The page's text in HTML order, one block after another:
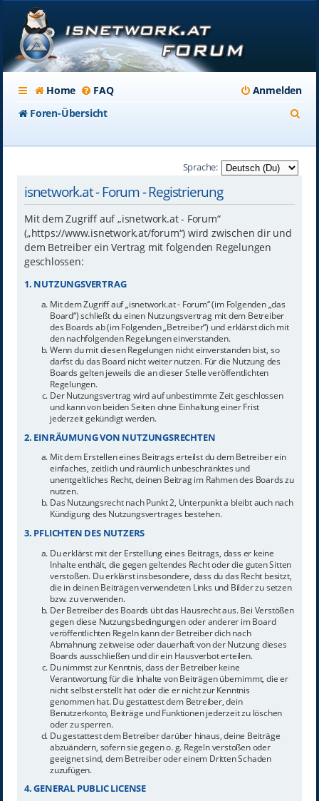
Home FAQ
Anmelden
Foren-Übersicht
Sprache:
isnetwork.at - Forum - Registrierung
Mit dem Zugriff auf „isnetwork.at - Forum“
(„https://www.isnetwork.at/forum“) wird zwischen dir und
dem Betreiber ein Vertrag mit folgenden Regelungen
geschlossen:
1. NUTZUNGSVERTRAG
Mit dem Zugriff auf „isnetwork.at - Forum“ (im Folgenden „das
Board“) schließt du einen Nutzungsvertrag mit dem Betreiber
des Boards ab (im Folgenden „Betreiber“) und erklärst dich mit
den nachfolgenden Regelungen einverstanden.
Wenn du mit diesen Regelungen nicht einverstanden bist, so
darfst du das Board nicht weiter nutzen. Für die Nutzung des
Boards gelten jeweils die an dieser Stelle veröffentlichten
Regelungen.
Der Nutzungsvertrag wird auf unbestimmte Zeit geschlossen
und kann von beiden Seiten ohne Einhaltung einer Frist
jederzeit gekündigt werden.
2. EINRÄUMUNG VON NUTZUNGSRECHTEN
Mit dem Erstellen eines Beitrags erteilst du dem Betreiber ein
einfaches, zeitlich und räumlich unbeschränktes und
unentgeltliches Recht, deinen Beitrag im Rahmen des Boards zu
nutzen.
Das Nutzungsrecht nach Punkt 2, Unterpunkt a bleibt auch nach
Kündigung des Nutzungsvertrages bestehen.
3. PFLICHTEN DES NUTZERS
Du erklärst mit der Erstellung eines Beitrags, dass er keine
Inhalte enthält, die gegen geltendes Recht oder die guten Sitten
verstoßen. Du erklärst insbesondere, dass du das Recht besitzt,
die in deinen Beiträgen verwendeten Links und Bilder zu setzen
bzw. zu verwenden.
Der Betreiber des Boards übt das Hausrecht aus. Bei Verstößen
gegen diese Nutzungsbedingungen oder anderer im Board
veröffentlichten Regeln kann der Betreiber dich nach
Abmahnung zeitweise oder dauerhaft von der Nutzung dieses
Boards ausschließen und dir ein Hausverbot erteilen.
Du nimmst zur Kenntnis, dass der Betreiber keine
Verantwortung für die Inhalte von Beiträgen übernimmt, die er
nicht selbst erstellt hat oder die er nicht zur Kenntnis
genommen hat. Du gestattest dem Betreiber, dein
Benutzerkonto, Beiträge und Funktionen jederzeit zu löschen
oder zu sperren.
Du gestattest dem Betreiber darüber hinaus, deine Beiträge
abzuändern, sofern sie gegen o. g. Regeln verstoßen oder
geeignet sind, dem Betreiber oder einem Dritten Schaden
zuzufügen.
4. GENERAL PUBLIC LICENSE